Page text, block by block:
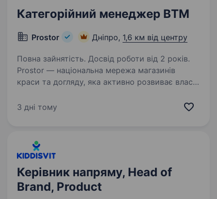
Категорійний менеджер ВТМ
Prostor Дніпро, 1,6 км від центру
Повна зайнятість. Досвід роботи від 2 років.
Prostor — національна мережа магазинів
краси та догляду, яка активно розвиває власні
Менеджера ВТМ. Основні обов’язки: Аналіз
3 дні тому
Керівник напряму, Head of
Brand, Product